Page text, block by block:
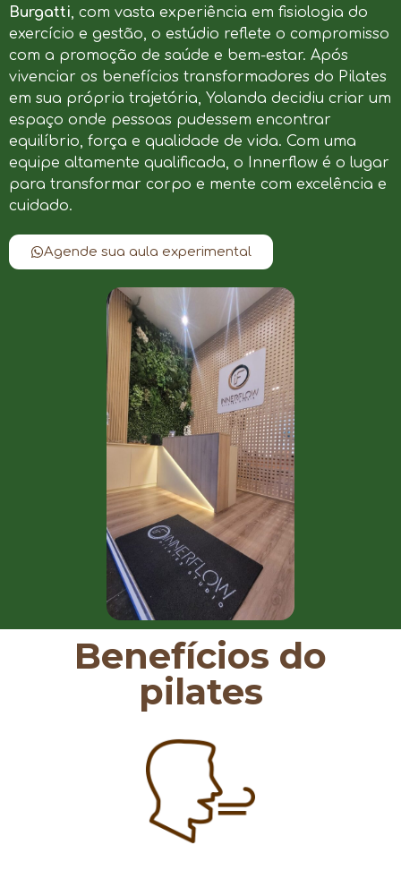
Burgatti, com vasta experiência em fisiologia do
exercício e gestão, o estúdio reflete o compromisso
com a promoção de saúde e bem-estar. Após
vivenciar os benefícios transformadores do Pilates
em sua própria trajetória, Yolanda decidiu criar um
espaço onde pessoas pudessem encontrar
equilíbrio, força e qualidade de vida. Com uma
equipe altamente qualificada, o Innerflow é o lugar
para transformar corpo e mente com excelência e
cuidado.
Agende sua aula experimental
Benefícios do
pilates